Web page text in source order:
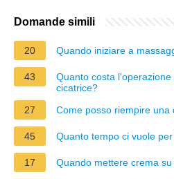
Domande simili
20 Quando iniziare a
43
Quanto costa
cicatrice?
27
Come posso riempire una
45 Quanto tempo ci vuole
17 Quando mettere crema